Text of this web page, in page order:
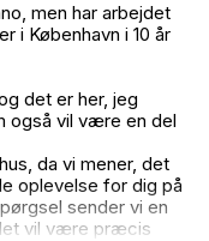
men har arbejdet
i København i 10 år
det er her, jeg
også vil være en del
da vi mener, det
oplevelse for dig på
sender vi en
vil være præcis